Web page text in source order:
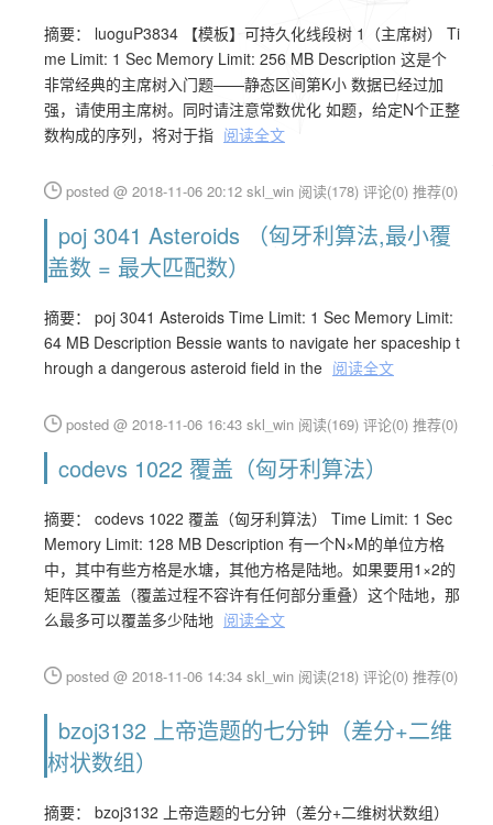
摘要： luoguP3834 【模板】可持久化线段树 1（主席树） Ti
me Limit: 1 Sec Memory Limit: 256 MB Description 这是个
非常经典的主席树入门题——静态区间第K小 数据已经过加
强，请使用主席树。同时请注意常数优化 如题，给定N个正整
数构成的序列，将对于指 阅读全文
posted @ 2018-11-06 20:12 skl_win 阅读(178) 评论(0) 推荐(0)
poj 3041 Asteroids （匈牙利算法,最小覆
盖数 = 最大匹配数）
摘要： poj 3041 Asteroids Time Limit: 1 Sec Memory Limit:
64 MB Description Bessie wants to navigate her spaceship t
hrough a dangerous asteroid field in the 阅读全文
posted @ 2018-11-06 16:43 skl_win 阅读(169) 评论(0) 推荐(0)
codevs 1022 覆盖（匈牙利算法）
摘要： codevs 1022 覆盖（匈牙利算法） Time Limit: 1 Sec
Memory Limit: 128 MB Description 有一个N×M的单位方格
中，其中有些方格是水塘，其他方格是陆地。如果要用1×2的
矩阵区覆盖（覆盖过程不容许有任何部分重叠）这个陆地，那
么最多可以覆盖多少陆地 阅读全文
posted @ 2018-11-06 14:34 skl_win 阅读(218) 评论(0) 推荐(0)
bzoj3132 上帝造题的七分钟（差分+二维
树状数组）
摘要： bzoj3132 上帝造题的七分钟（差分+二维树状数组）